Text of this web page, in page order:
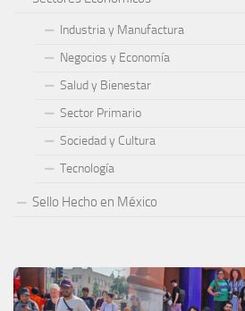
Industria y Manufactura
Negocios y Economía
Salud y Bienestar
Sector Primario
Sociedad y Cultura
Tecnología
Sello Hecho en México